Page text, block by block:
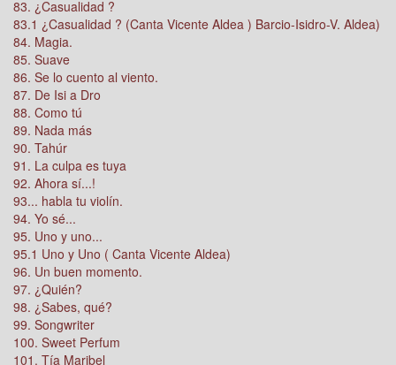
83. ¿Casualidad ?
83.1 ¿Casualidad ? (Canta Vicente Aldea ) Barcio-Isidro-V. Aldea)
84. Magia.
85. Suave
86. Se lo cuento al viento.
87. De Isi a Dro
88. Como tú
89. Nada más
90. Tahúr
91. La culpa es tuya
92. Ahora sí...!
93... habla tu violín.
94. Yo sé...
95. Uno y uno...
95.1 Uno y Uno ( Canta Vicente Aldea)
96. Un buen momento.
97. ¿Quién?
98. ¿Sabes, qué?
99. Songwriter
100. Sweet Perfum
101. Tía Maribel